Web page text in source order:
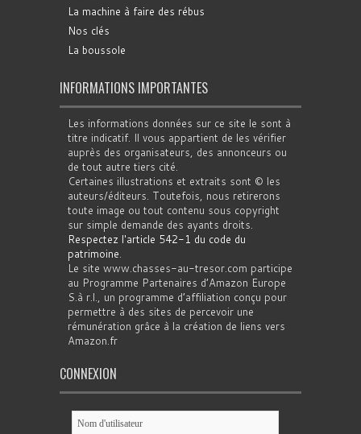
La machine à faire des rébus
Nos clés
La boussole
INFORMATIONS IMPORTANTES
Les informations données sur ce site le sont à
titre indicatif. Il vous appartient de les vérifier
auprès des organisateurs, des annonceurs ou
de tout autre tiers cité.
Certaines illustrations et extraits sont © les
auteurs/éditeurs. Toutefois, nous retirerons
toute image ou tout contenu sous copyright
sur simple demande des ayants droits.
Respectez l'article 542-1 du code du
patrimoine.
Le site www.chasses-au-tresor.com participe
au Programme Partenaires d’Amazon Europe
S.à r.l., un programme d’affiliation conçu pour
permettre à des sites de percevoir une
rémunération grâce à la création de liens vers
Amazon.fr
CONNEXION